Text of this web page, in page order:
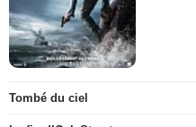
Tombé du ciel